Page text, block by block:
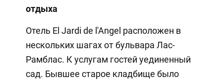
отдыха
Отель El Jardi de l'Angel расположен в
нескольких шагах от бульвара Лас-
Рамблас. К услугам гостей уединенный
сад. Бывшее старое кладбище было